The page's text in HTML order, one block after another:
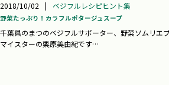
2018/10/02 | ベジフルレシピヒント集
野菜たっぷり！カラフルポタージュスープ
千葉県のまつのベジフルサポーター、野菜ソムリエ
マイスターの栗原美由紀です…